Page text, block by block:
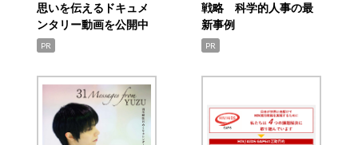
思いを伝えるドキュメ
ンタリー動画を公開中
PR
戦略 科学的人事の最
新事例
PR